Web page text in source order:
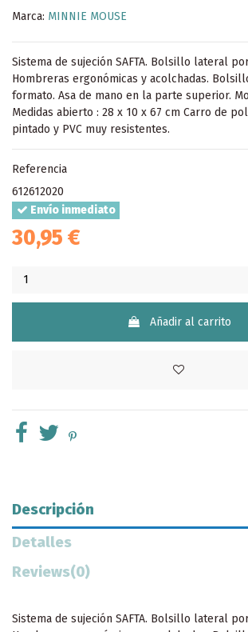
Marca: MINNIE MOUSE
Sistema de sujeción SAFTA. Bolsillo lateral
Hombreras ergonómicas y acolchadas.
formato. Asa de mano en la parte superior.
Medidas abierto : 28 x 10 x 67 cm Carro de
pintado y PVC muy resistentes.
Referencia
612612020
Envío inmediato
30,95 €
Añadir al carrito
Descripción
Detalles
Reviews(0)
Sistema de sujeción SAFTA. Bolsillo lateral